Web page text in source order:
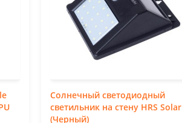
Солнечный светодиодный
светильник на стену HRS Solar
(Черный)